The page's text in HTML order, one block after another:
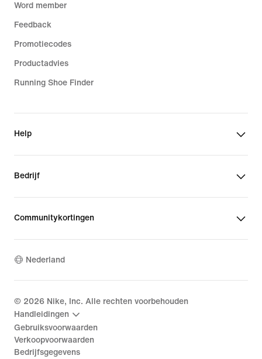
Word member
Feedback
Promotiecodes
Productadvies
Running Shoe Finder
Help
Bedrijf
Communitykortingen
Nederland
© 2026 Nike, Inc. Alle rechten voorbehouden
Handleidingen
Gebruiksvoorwaarden
Verkoopvoorwaarden
Bedrijfsgegevens